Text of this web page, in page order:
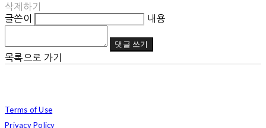
삭제하기
글쓴이
내용
댓글 쓰기
목록으로 가기
Terms of Use
Privacy Policy